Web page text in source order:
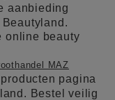
aanbieding
online beauty
MAZ
pagina
Bestel veilig